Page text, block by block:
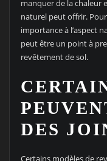
manquer de la chaleur
naturel peut offrir.
importance à l’aspect
peut être un point à
revêtement de sol.
DES
Certains modèles de